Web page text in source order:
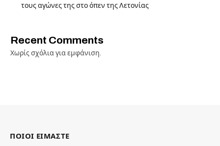
τους αγώνες της στο όπεν της Λετονίας
Recent Comments
Χωρίς σχόλια για εμφάνιση.
ΠΟΙΟΙ ΕΙΜΑΣΤΕ